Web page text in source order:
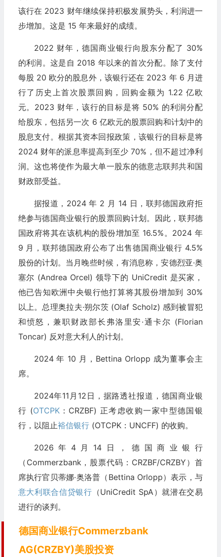
该行在 2023 财年继续保持积极发展势头，利润进一
步增加。这是 15 年来最好的成绩。
2022 财年，德国商业银行向股东分配了 30%
的利润。这是自 2018 年以来的首次分配。除了支付
每股 20 欧分的股息外，该银行还在 2023 年 6 月进
行了历史上首次股票回购，回购金额为 1.22 亿欧
元。2023 财年，该行的目标是将 50% 的利润分配
给股东，包括另一次 6 亿欧元的股票回购和计划中的
股息支付。根据其资本回报政策，该银行的目标是将
2024 财年的派息率提高到至少 70%，但不超过净利
润。这也将使作为最大单一股东的德意志联邦共和国
财政部受益。
据报道，2024 年 2 月 14 日，联邦德国政府拒
绝参与德国商业银行的股票回购计划。因此，联邦德
国政府将其在该机构的股份增加至 16.5%。2024 年
9 月，联邦德国政府公布了出售德国商业银行 4.5%
股份的计划。当月晚些时候，有消息称，安德烈亚·奥
塞尔 (Andrea Orcel) 领导下的 UniCredit 是买家，
他已告知欧洲中央银行他打算将其股份增加到 30%
以上。总理奥拉夫·朔尔茨 (Olaf Scholz) 感到被冒犯
和愤怒，兼职财政部长弗洛里安·通卡尔 (Florian
Toncar) 反对意大利人的计划。
2024 年 10 月，Bettina Orlopp 成为董事会主
席。
2024年11月12日，据路透社报道，德国商业银
行 (OTCPK：CRZBF) 正考虑收购一家中型德国银
行，以阻止裕信银行(OTCPK：UNCFF) 的收购。
2026年4月14日，德国商业银行
（Commerzbank，股票代码：CRZBF/CRZBY）首
席执行官贝蒂娜·奥洛普（Bettina Orlopp）表示，与
意大利联合信贷银行 （UniCredit SpA）就潜在交易
进行的谈判。
德国商业银行Commerzbank
AG(CRZBY)美股投资